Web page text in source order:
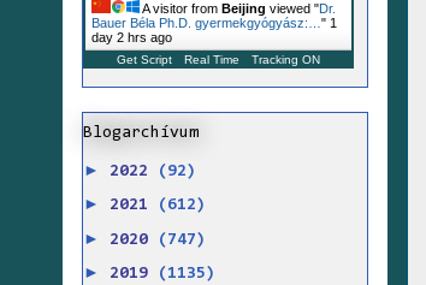
A visitor from Beijing viewed "Dr.
Bauer Béla Ph.D. gyermekgyógyász:… " 1
day 2 hrs ago
Get Script Real Time Tracking ON
Blogarchívum
► 2022 (92)
► 2021 (612)
► 2020 (747)
► 2019 (1135)